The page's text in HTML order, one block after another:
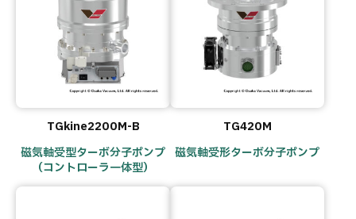
TGkine2200M-B
磁気軸受型ターボ分子ポンプ
（コントローラ一体型）
TG420M
磁気軸受形ターボ分子ポンプ